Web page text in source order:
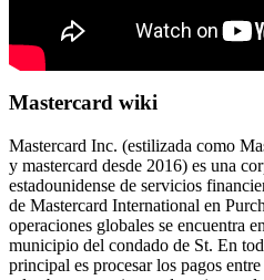
Mastercard wiki
Mastercard Inc. (estilizada como
y mastercard desde 2016) es una
estadounidense de servicios
de Mastercard International en
operaciones globales se encuentra
municipio del condado de St. En
principal es procesar los pagos